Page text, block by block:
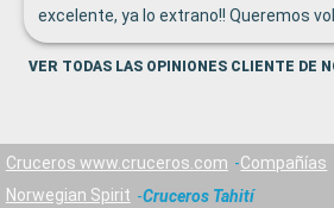
excelente, ya lo extrano!! Queremos
VER TODAS LAS OPINIONES CLIENTE DE
Cruceros www.cruceros.com Compañías
Norwegian Spirit
Cruceros Tahití